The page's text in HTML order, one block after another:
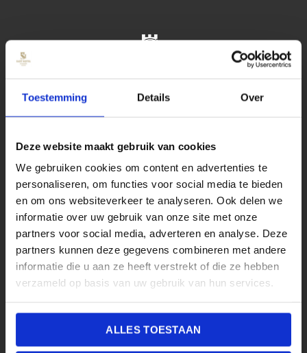
Toestemming Details Over
Deze website maakt gebruik van cookies
We gebruiken cookies om content en advertenties te
personaliseren, om functies voor social media te bieden
en om ons websiteverkeer te analyseren. Ook delen we
informatie over uw gebruik van onze site met onze
partners voor social media, adverteren en analyse. Deze
partners kunnen deze gegevens combineren met andere
informatie die u aan ze heeft verstrekt of die ze hebben
verzameld op basis van uw gebruik van hun services.
ALLES TOESTAAN
SLOT HOTEL | HOTEL
MARKTSTAD
Hotel / Slapen
Eten & Drinken
Meeting & Events | Bedrijven
Meeting & Events | Vrienden en